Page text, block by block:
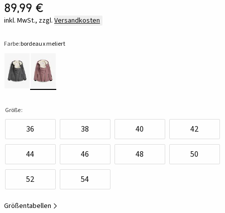
89,99 €
inkl. MwSt., zzgl. Versandkosten
Farbe:bordeaux meliert
Größe:
36 38 40 42
44 46 48 50
52 54
Größentabellen